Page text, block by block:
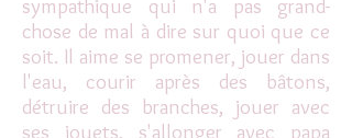
sympathique qui n'a pas grand-
chose de mal à dire sur quoi que ce
soit. Il aime se promener, jouer dans
l'eau, courir après des bâtons,
détruire des branches, jouer avec
ses jouets, s'allonger avec papa